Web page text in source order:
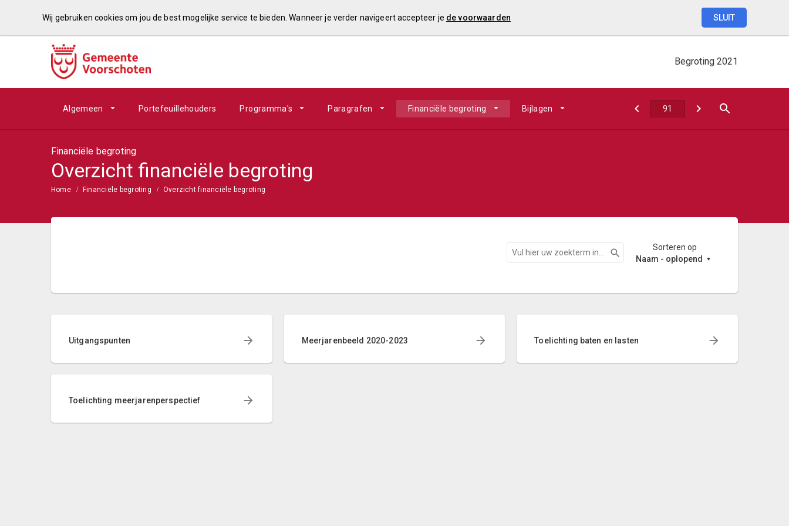
Begroting 2021
Algemeen Portefeuillehouders Programma's Paragrafen Financiële begroting Bijlagen
Financiële begroting
Overzicht financiële begroting
Home Financiële begroting Overzicht financiële begroting
Zoeken
Sorteren op
Naam - oplopend
Uitgangspunten Meerjarenbeeld 2020-2023 Toelichting baten en lasten
Toelichting meerjarenperspectief
Wij gebruiken cookies om jou de best mogelijke service te bieden. Wanneer je verder navigeert accepteer je de voorwaarden SLUIT